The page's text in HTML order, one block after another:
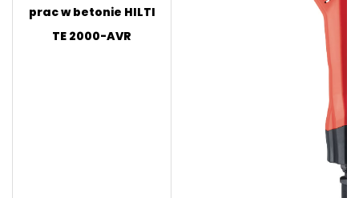
prac w betonie HILTI
TE 2000-AVR